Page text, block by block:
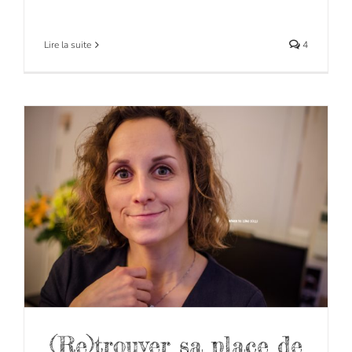
Lire la suite 4
(Re)trouver sa place de